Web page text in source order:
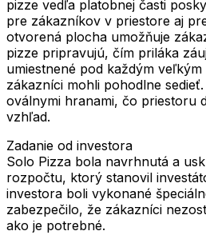
pizze vedľa platobnej časti
pre zákazníkov v priestore aj
otvorená plocha umožňuje
pizze pripravujú, čím priláka
umiestnené pod každým
zákazníci mohli pohodlne
oválnymi hranami, čo priestoru
vzhľad.
Zadanie od investora
Solo Pizza bola navrhnutá a
rozpočtu, ktorý stanovil
investora boli vykonané
zabezpečilo, že zákazníci
ako je potrebné.